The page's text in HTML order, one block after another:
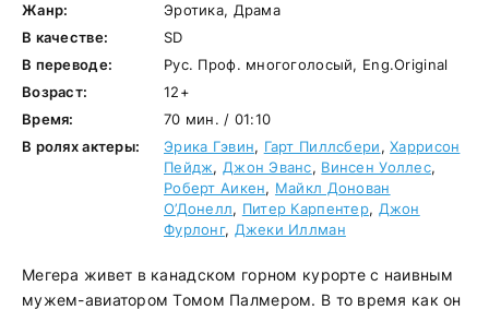
Жанр:
Эротика, Драма
В качестве:
SD
В переводе:
Рус. Проф. многоголосый, Eng.Original
Возраст:
12+
Время:
70 мин. / 01:10
В ролях актеры:
Эрика Гэвин, Гарт Пиллсбери,Харрисон
Пейдж, Джон Эванс, Винсен Уоллес,
Роберт Аикен, Майкл Донован
О’Донелл, Питер Карпентер, Джон
Фурлонг, Джеки Иллман
Мегера живет в канадском горном курорте с наивным
мужем-авиатором Томом Палмером. В то время как он